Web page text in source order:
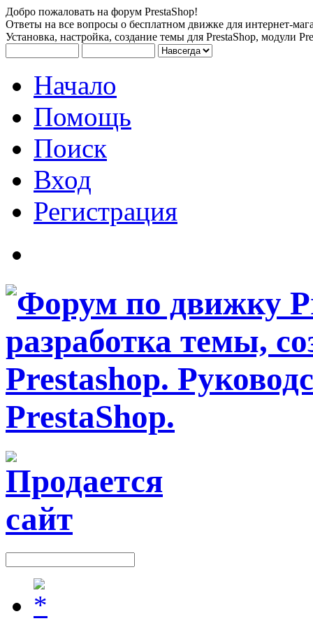
Добро пожаловать на форум PrestaShop!
Ответы на все вопросы о бесплатном движке для интернет-
Установка, настройка, создание темы для PrestaShop, модули
Начало
Помощь
Поиск
Вход
Регистрация